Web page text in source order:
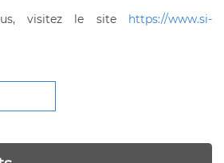
visitez le site https://www.si-